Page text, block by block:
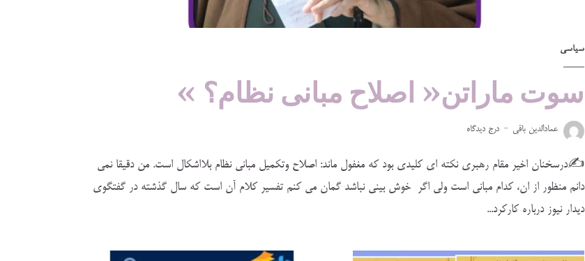
سیاسی
سوت ماراتن« اصلاح مبانی نظام؟ »
عمادالدین باقی درج دیدگاه
✍️درسخنان اخیر مقام رهبری نکته ای کلیدی بود که مغفول ماند: اصلاح وتکمیل مبانی نظام بلااشکال است. من دقیقا نمی
دانم منظور از ان، کدام مبانی است ولی اگر خوش بینی نباشد گمان می کنم تفسیر کلام آن است که سال گذشته در گفتگوی
دیدار نیوز درباره کارکرد...